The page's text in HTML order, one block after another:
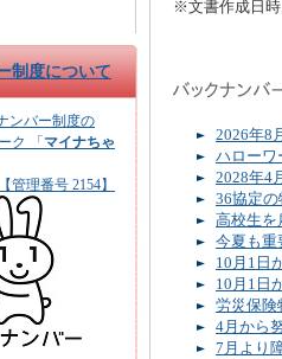
※文書作成日時
2026年8
ハローワ
2028年4
36協定
高校生を
今夏も重
10月1日
10月1日
労災保険
4月から
7月より
制度について
ンバー制度の
ク 「 マイナちゃ
管理番号 2154】